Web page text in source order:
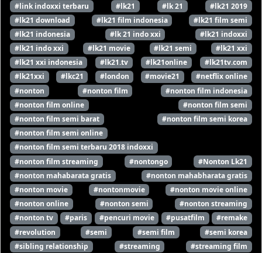
#link indoxxi terbaru
#lk21 #lk 21
#lk21 2019
#lk21 download
#lk21 film indonesia
#lk21 film semi
#lk21 indonesia
#lk 21 indo xxi
#lk21 indoxxi
#lk21 indo xxi
#lk21 movie #lk21 semi
#lk21 xxi
#lk21 xxi indonesia
#lk21.tv #lk21online
#lk21tv.com
#lk21xxi
#lkc21 #london #movie21
#netflix online
#nonton
#nonton film
#nonton film indonesia
#nonton film online
#nonton film semi
#nonton film semi barat
#nonton film semi korea
#nonton film semi online
#nonton film semi terbaru 2018 indoxxi
#nonton film streaming
#nontongo
#Nonton Lk21
#nonton mahabarata gratis
#nonton mahabharata gratis
#nonton movie
#nontonmovie
#nonton movie online
#nonton online
#nonton semi
#nonton streaming
#nonton tv
#paris #pencuri movie #pusatfilm
#remake
#revolution
#semi #semi film
#semi korea
#sibling relationship
#streaming
#streaming film